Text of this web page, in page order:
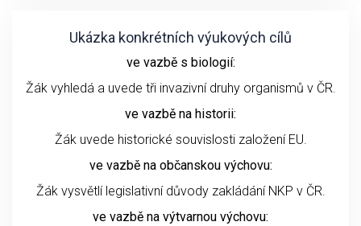
Ukázka konkrétních výukových cílů
ve vazbě s biologií:
Žák vyhledá a uvede tři invazivní druhy organismů v ČR.
ve vazbě na historii:
Žák uvede historické souvislosti založení EU.
ve vazbě na občanskou výchovu:
Žák vysvětlí legislativní důvody zakládání NKP v ČR.
ve vazbě na výtvarnou výchovu: